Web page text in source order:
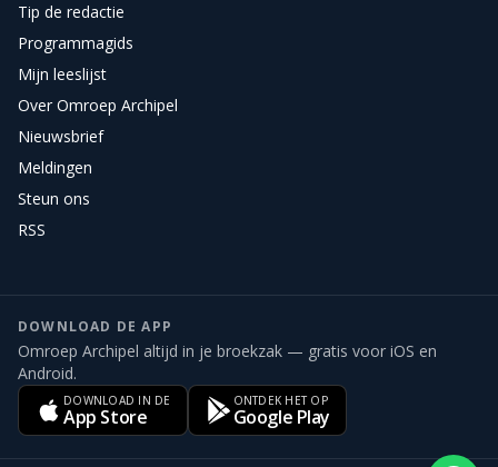
Tip de redactie
Programmagids
Mijn leeslijst
Over Omroep Archipel
Nieuwsbrief
Meldingen
Steun ons
RSS
DOWNLOAD DE APP
Omroep Archipel altijd in je broekzak — gratis voor iOS en
Android.
DOWNLOAD IN DE
App Store
ONTDEK HET OP
Google Play